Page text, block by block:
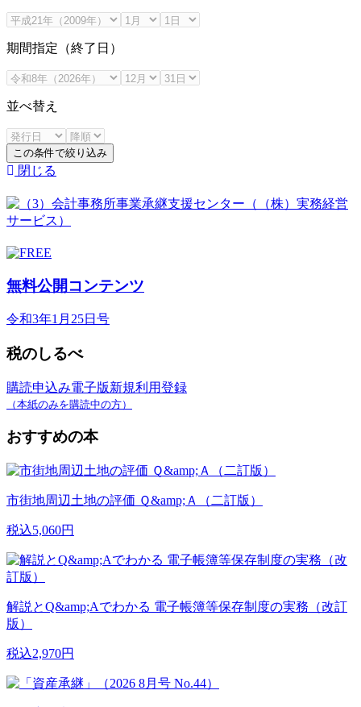
期間指定（終了日）
並べ替え
この条件で絞り込み
閉じる
無料公開コンテンツ
令和3年1月25日号
税のしるべ
購読申込み電子版新規利用登録
（本紙のみを購読中の方）
おすすめの本
市街地周辺土地の評価 Ｑ&amp;Ａ（二訂版）
税込5,060円
解説とQ&amp;Aでわかる 電子帳簿等保存制度の実務（改訂
版）
税込2,970円